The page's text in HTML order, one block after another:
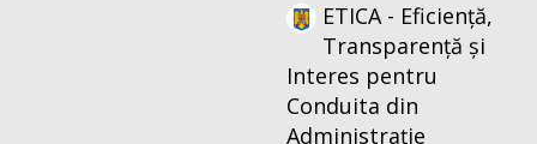
ETICA - Eficiență,
Transparență și
Interes pentru
Conduita din
Administrație